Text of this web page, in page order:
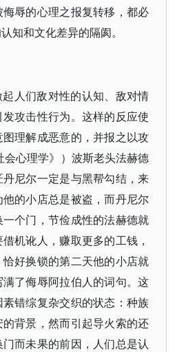
辱的心理之报复转移，都必
知和文化差异的隔阂。
人们敌对性的认知、敌对情
攻击性行为。这样的反应使
理解成恶意的，并报之以攻
会心理学》）波斯老头法赫德
尼尔一定是与黑帮勾结，来
的小店总是被盗，而丹尼尔
个门，节俭成性的法赫德就
机讹人，赚取更多的工钱，
好换锁的第二天他的小店就
了侮辱阿拉伯人的词句。这
错综复杂交织的状态：种族
背景，然而引起导火索的还
而未果的前因，人们总是认